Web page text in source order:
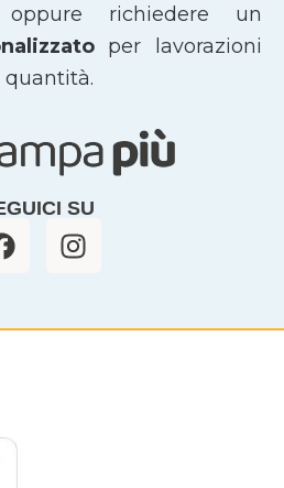
richiedere un
per lavorazioni
SU
F
a
b
I
n
a